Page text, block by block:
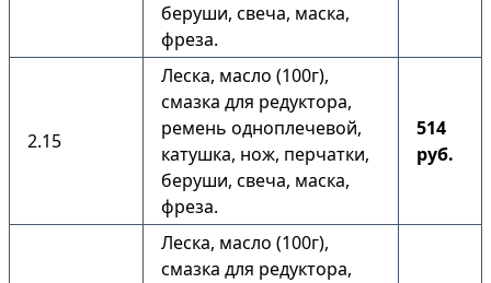
беруши, свеча, маска,
фреза.
2.15
Леска, масло (100г),
смазка для редуктора,
ремень одноплечевой,
катушка, нож, перчатки,
беруши, свеча, маска,
фреза.
514
руб.
Леска, масло (100г),
смазка для редуктора,